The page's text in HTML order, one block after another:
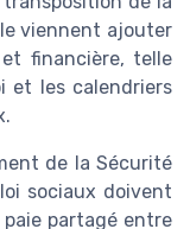
viennent ajouter
financière, telle
et les calendriers
de la Sécurité
sociaux doivent
partagé entre